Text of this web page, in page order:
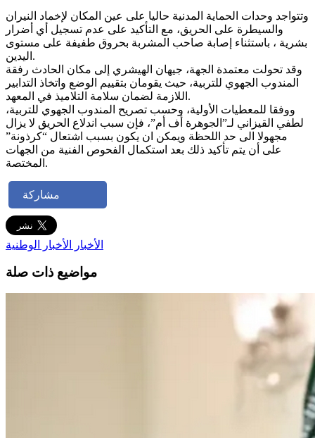
وتتواجد وحدات الحماية المدنية حاليا على عين المكان لإخماد النيران
والسيطرة على الحريق، مع التأكيد على عدم تسجيل أي أضرار
بشرية ، باستثناء إصابة صاحب المشربة بحروق طفيفة على مستوى
اليدين.
وقد تحولت معتمدة الجهة، جيهان الهيشري إلى مكان الحادث رفقة
المندوب الجهوي للتربية، حيث يقومان بتقييم الوضع واتخاذ التدابير
اللازمة لضمان سلامة التلاميذ في المعهد.
ووفقا للمعطيات الأولية، وحسب تصريح المندوب الجهوي للتربية،
لطفي القيزاني لـ”الجوهرة أف أم”، فإن سبب اندلاع الحريق لا يزال
مجهولا الى حد اللحظة ويمكن ان يكون بسبب اشتعال “كرذونة”
على أن يتم تأكيد ذلك بعد استكمال الفحوص الفنية من الجهات
المختصة.
مشاركة
الأخبار الأخبار الوطنية
مواضيع ذات صلة